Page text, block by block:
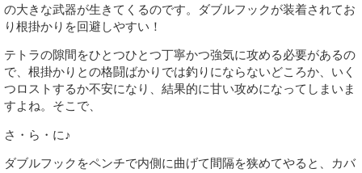
の大きな武器が生きてくるのです。ダブルフックが装着されてお
り根掛かりを回避しやすい！
テトラの隙間をひとつひとつ丁寧かつ強気に攻める必要があるの
で、根掛かりとの格闘ばかりでは釣りにならないどころか、いく
つロストするか不安になり、結果的に甘い攻めになってしまいま
すよね。そこで、
さ・ら・に♪
ダブルフックをペンチで内側に曲げて間隔を狭めてやると、カバ